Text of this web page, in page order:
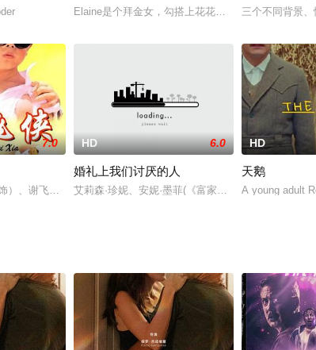
Elaine是个拜金女，勾搭上花花公子Charles之后就
三个不同背景
7.0
）、谢飞（谢苗饰）号称是世界上武功最高的父子，果不其然，他
HD 6.0
婚礼上我们讨厌的人
艾莉森·珍妮、安妮·墨菲(《富家穷路》)、本·普拉特
HD
天鹅
A young adult